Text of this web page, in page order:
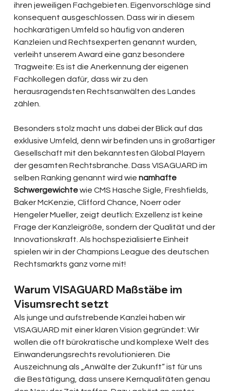
ihren jeweiligen Fachgebieten. Eigenvorschläge sind
konsequent ausgeschlossen. Dass wir in diesem
hochkarätigen Umfeld so häufig von anderen
Kanzleien und Rechtsexperten genannt wurden,
verleiht unserem Award eine ganz besondere
Tragweite: Es ist die Anerkennung der eigenen
Fachkollegen dafür, dass wir zu den
herausragendsten Rechtsanwälten des Landes
zählen.
Besonders stolz macht uns dabei der Blick auf das
exklusive Umfeld, denn wir befinden uns in großartiger
Gesellschaft mit den bekanntesten Global Playern
der gesamten Rechtsbranche. Dass VISAGUARD im
selben Ranking genannt wird wie namhafte
Schwergewichte wie CMS Hasche Sigle, Freshfields,
Baker McKenzie, Clifford Chance, Noerr oder
Hengeler Mueller, zeigt deutlich: Exzellenz ist keine
Frage der Kanzleigröße, sondern der Qualität und der
Innovationskraft. Als hochspezialisierte Einheit
spielen wir in der Champions League des deutschen
Rechtsmarkts ganz vorne mit!
Warum VISAGUARD Maßstäbe im
Visumsrecht setzt
Als junge und aufstrebende Kanzlei haben wir
VISAGUARD mit einer klaren Vision gegründet: Wir
wollen die oft bürokratische und komplexe Welt des
Einwanderungsrechts revolutionieren. Die
Auszeichnung als „Anwälte der Zukunft“ ist für uns
die Bestätigung, dass unsere Kernqualitäten genau